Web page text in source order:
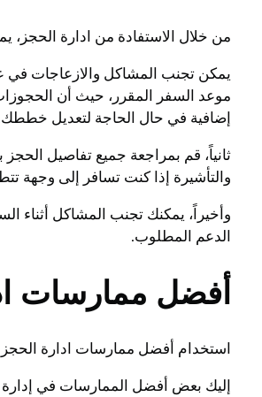
من خلال الاستفادة من ادارة
يمكن تجنب المشاكل والازعاجات في
موعد السفر المقرر، حيث أن
إضافية في حال الحاجة لتعديل
ثانياً، قم بمراجعة جميع تفاصيل
والتأشيرة إذا كنت تسافر إلى وجهة
وأخيراً، يمكنك تجنب المشاكل أثناء
الدعم المطلوب.
أفضل ممارسات
استخدام أفضل ممارسات ادارة
إليك بعض أفضل الممارسات في